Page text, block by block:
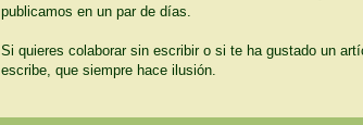
publicamos en un par de días.
Si quieres colaborar sin escribir o si te ha gustado un
escribe, que siempre hace ilusión.